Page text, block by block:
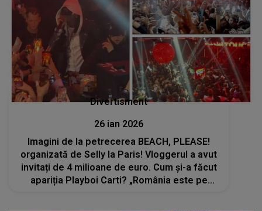
Divertisment
26 ian 2026
Imagini de la petrecerea BEACH, PLEASE!
organizată de Selly la Paris! Vloggerul a avut
invitați de 4 milioane de euro. Cum și-a făcut
apariția Playboi Carti? „România este pe